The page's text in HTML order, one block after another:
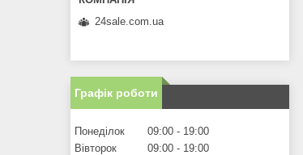
24sale.com.ua
Графік роботи
Понеділок 09:00
19:00
Вівторок
09:00
19:00